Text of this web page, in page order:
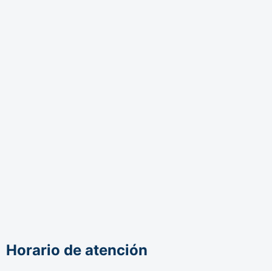
Horario de atención